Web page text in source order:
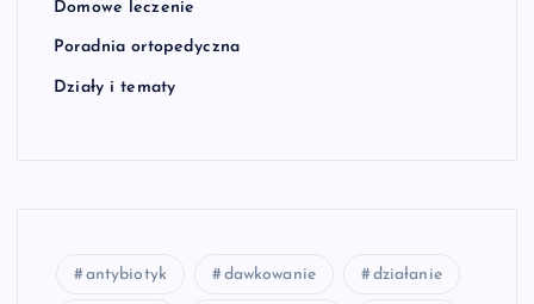
Domowe leczenie
Poradnia ortopedyczna
Działy i tematy
antybiotyk dawkowanie działanie